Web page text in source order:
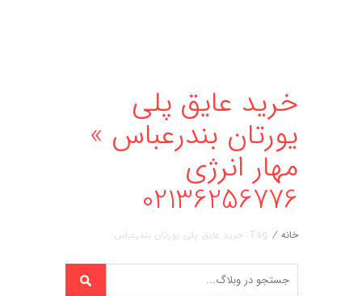
خرید عایق پلی
یورتان بندرعباس »
مهار انرژی
02136256776
خانه / Tag: خرید عایق پلی یورتان بندرعباس